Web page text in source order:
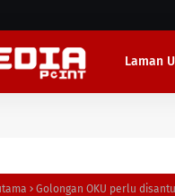
Laman
Golongan OKU perlu